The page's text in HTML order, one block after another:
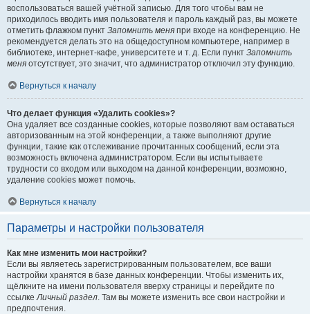
воспользоваться вашей учётной записью. Для того чтобы вам не
приходилось вводить имя пользователя и пароль каждый раз, вы можете
отметить флажком пункт Запомнить меня при входе на конференцию. Не
рекомендуется делать это на общедоступном компьютере, например в
библиотеке, интернет-кафе, университете и т. д. Если пункт Запомнить
меня отсутствует, это значит, что администратор отключил эту функцию.
Вернуться к началу
Что делает функция «Удалить cookies»?
Она удаляет все созданные cookies, которые позволяют вам оставаться
авторизованным на этой конференции, а также выполняют другие
функции, такие как отслеживание прочитанных сообщений, если эта
возможность включена администратором. Если вы испытываете
трудности со входом или выходом на данной конференции, возможно,
удаление cookies может помочь.
Вернуться к началу
Параметры и настройки пользователя
Как мне изменить мои настройки?
Если вы являетесь зарегистрированным пользователем, все ваши
настройки хранятся в базе данных конференции. Чтобы изменить их,
щёлкните на имени пользователя вверху страницы и перейдите по
ссылкеЛичный раздел. Там вы можете изменить все свои настройки и
предпочтения.